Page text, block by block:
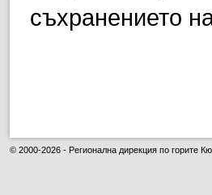
съхранението
© 2000-2026 - Регионална дирекция по горите